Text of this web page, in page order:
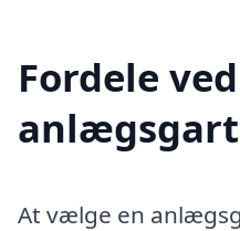
Fordele
At vælge en